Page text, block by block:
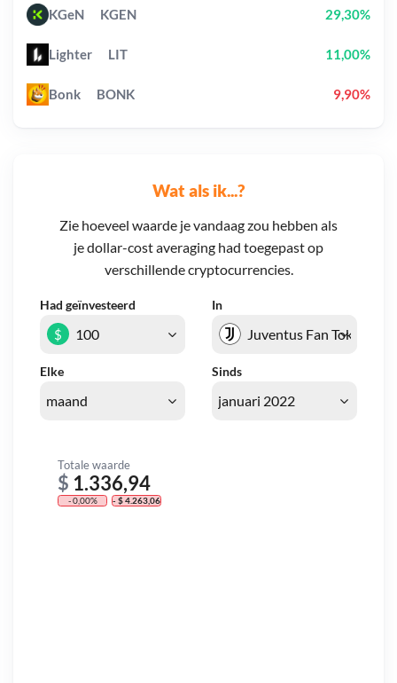
Wat als ik...?
Zie hoeveel waarde je vandaag zou hebben als
je dollar-cost averaging had toegepast op
verschillende cryptocurrencies.
Had geïnvesteerd In
Elke Sinds
$
Totale waarde
$ 1.336,94
- 0,00% - $ 4.263,06
KGeN KGEN 29,30%
Lighter LIT 11,00%
Bonk BONK 9,90%